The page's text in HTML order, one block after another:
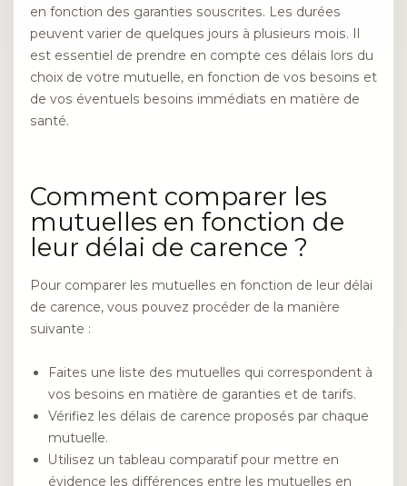
en fonction des garanties souscrites. Les durées
peuvent varier de quelques jours à plusieurs mois. Il
est essentiel de prendre en compte ces délais lors du
choix de votre mutuelle, en fonction de vos besoins et
de vos éventuels besoins immédiats en matière de
santé.
Comment comparer les
mutuelles en fonction de
leur délai de carence ?
Pour comparer les mutuelles en fonction de leur délai
de carence, vous pouvez procéder de la manière
suivante :
Faites une liste des mutuelles qui correspondent à
vos besoins en matière de garanties et de tarifs.
Vérifiez les délais de carence proposés par chaque
mutuelle.
Utilisez un tableau comparatif pour mettre en
évidence les différences entre les mutuelles en